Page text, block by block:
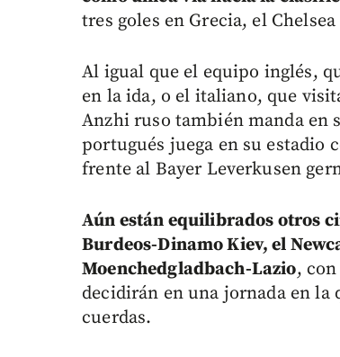
tres goles en Grecia, el
Al igual que el equipo inglés,
en la ida, o el italiano, que
Anzhi ruso también manda en
portugués juega en su estadio
frente al Bayer Leverkusen
Aún están equilibrados otros
Burdeos-Dinamo Kiev, el
Moenchedgladbach-Lazio,
decidirán en una jornada en la
cuerdas.